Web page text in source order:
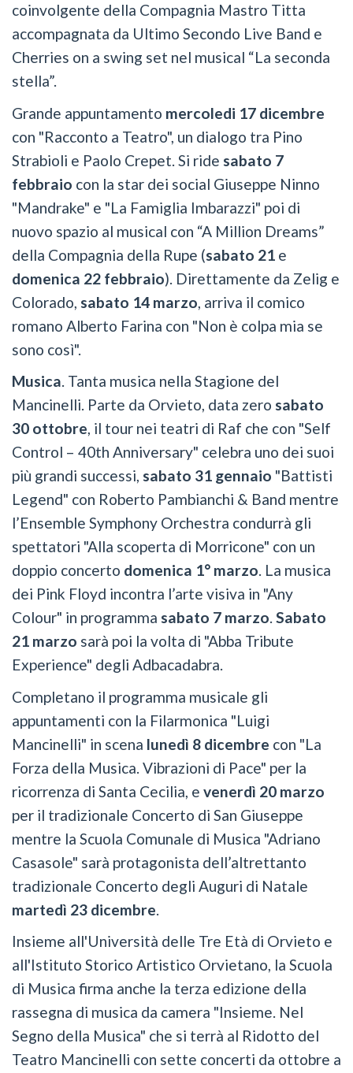
coinvolgente della Compagnia Mastro Titta
accompagnata da Ultimo Secondo Live Band e
Cherries on a swing set nel musical “La seconda
stella”.
Grande appuntamento mercoledi 17 dicembre
con "Racconto a Teatro", un dialogo tra Pino
Strabioli e Paolo Crepet. Si ride sabato 7
febbraio con la star dei social Giuseppe Ninno
"Mandrake" e "La Famiglia Imbarazzi" poi di
nuovo spazio al musical con “A Million Dreams”
della Compagnia della Rupe (sabato 21 e
domenica 22 febbraio). Direttamente da Zelig e
Colorado, sabato 14 marzo, arriva il comico
romano Alberto Farina con "Non è colpa mia se
sono così".
Musica. Tanta musica nella Stagione del
Mancinelli. Parte da Orvieto, data zero sabato
30 ottobre, il tour nei teatri di Raf che con "Self
Control – 40th Anniversary" celebra uno dei suoi
più grandi successi, sabato 31 gennaio "Battisti
Legend" con Roberto Pambianchi & Band mentre
l’Ensemble Symphony Orchestra condurrà gli
spettatori "Alla scoperta di Morricone" con un
doppio concerto domenica 1° marzo. La musica
dei Pink Floyd incontra l’arte visiva in "Any
Colour" in programma sabato 7 marzo. Sabato
21 marzo sarà poi la volta di "Abba Tribute
Experience" degli Adbacadabra.
Completano il programma musicale gli
appuntamenti con la Filarmonica "Luigi
Mancinelli" in scena lunedì 8 dicembre con "La
Forza della Musica. Vibrazioni di Pace" per la
ricorrenza di Santa Cecilia, e venerdì 20 marzo
per il tradizionale Concerto di San Giuseppe
mentre la Scuola Comunale di Musica "Adriano
Casasole" sarà protagonista dell’altrettanto
tradizionale Concerto degli Auguri di Natale
martedì 23 dicembre.
Insieme all'Università delle Tre Età di Orvieto e
all'Istituto Storico Artistico Orvietano, la Scuola
di Musica firma anche la terza edizione della
rassegna di musica da camera "Insieme. Nel
Segno della Musica" che si terrà al Ridotto del
Teatro Mancinelli con sette concerti da ottobre a